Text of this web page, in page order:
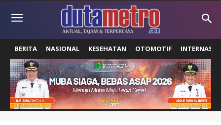
BERITA NASIONAL KESEHATAN OTOMOTIF